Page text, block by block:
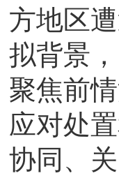
方地区
拟背景
聚焦前
应对处
协同、